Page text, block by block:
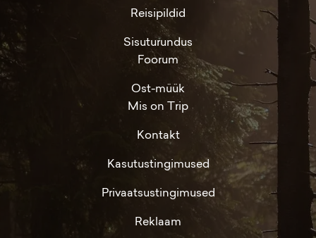
Reisipildid
Sisuturundus
Foorum
Ost-müük
Mis on Trip
Kontakt
Kasutustingimused
Privaatsustingimused
Reklaam